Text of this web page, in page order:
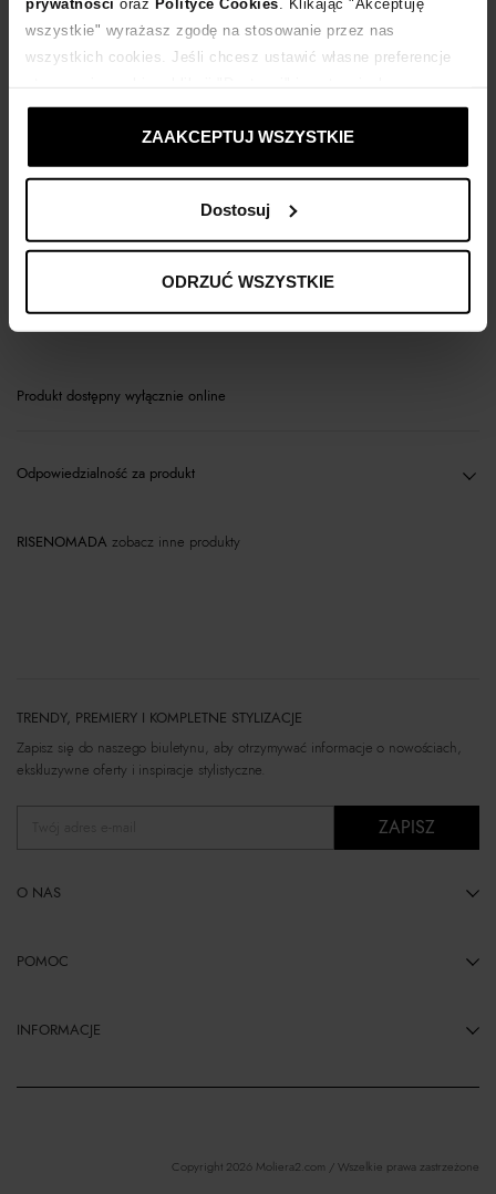
wszystkie" wyrażasz zgodę na stosowanie przez nas
wszystkich cookies. Jeśli chcesz ustawić własne preferencje
ustawienia prywatności.
ZAAKCEPTUJ WSZYSTKIE
Dostosuj
ODRZUĆ WSZYSTKIE
+80 punktówzyskujesz w Klubie Korzyści
Produkt partnerskiMoliera2
Opis produktu
Produkt dostępny wyłącznie online
Odpowiedzialność za produkt
RISENOMADA zobacz inne produkty
TRENDY, PREMIERY I KOMPLETNE STYLIZACJE
Zapisz się do naszego biuletynu, aby otrzymywać informacje o nowościach,
ekskluzywne oferty i inspiracje stylistyczne.
ZAPISZ
O NAS
POMOC
INFORMACJE
Copyright 2026 Moliera2.com / Wszelkie prawa zastrzeżone